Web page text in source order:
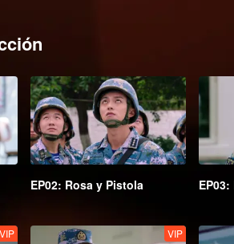
EP02: Rosa y Pistola
VIP VIP